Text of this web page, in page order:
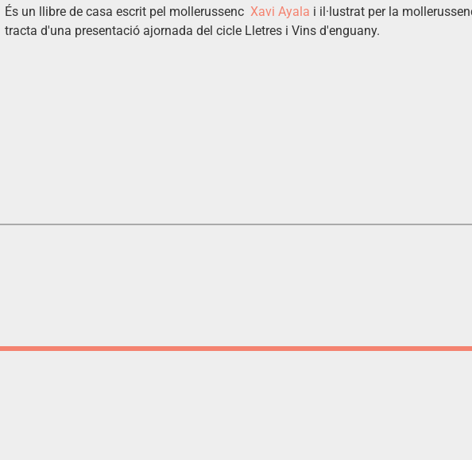
És un llibre de casa escrit pel mollerussenc Xavi Ayala i il·lustrat per la
tracta d'una presentació ajornada del cicle Lletres i Vins d'enguany.